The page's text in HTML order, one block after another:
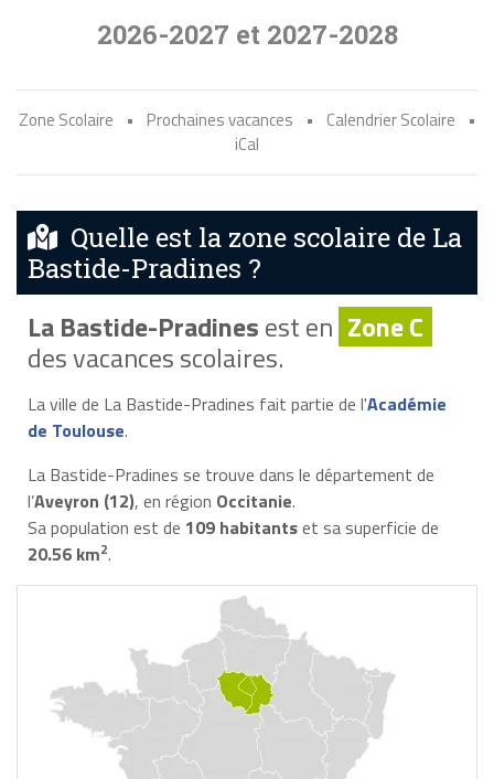
2026-2027 et 2027-2028
Zone Scolaire • Prochaines vacances • Calendrier Scolaire
•
iCal
Quelle est la zone scolaire de La
Bastide-Pradines ?
La Bastide-Pradinesest en Zone C
des vacances scolaires.
La ville de La Bastide-Pradines fait partie de l'Académie
de Toulouse.
La Bastide-Pradines se trouve dans le département de
l’Aveyron (12), en région Occitanie.
Sa population est de 109 habitantset sa superficie de
20.56 km2.